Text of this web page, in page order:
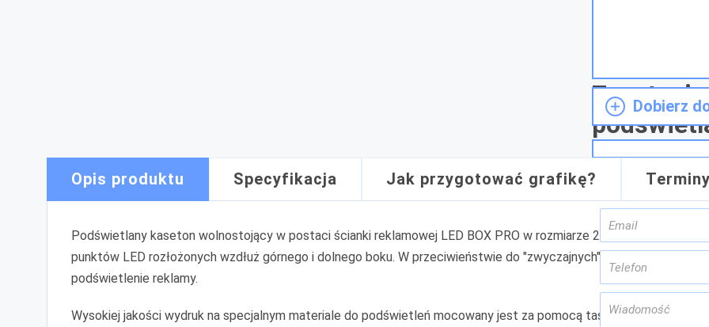
Dobierz
Opis produktu Specyfikacja Jak przygotować grafikę? Terminy
Podświetlany kaseton wolnostojący w postaci ścianki reklamowej LED BOX PRO w rozmiarze 200cm x 240cm.
punktów LED rozłożonych wzdłuż górnego i dolnego boku. W przeciwieństwie do "zwyczajnych" LED BOX'ów,
podświetlenie reklamy.
Wysokiej jakości wydruk na specjalnym materiale do podświetleń mocowany jest za pomocą taśmy silikonowej,